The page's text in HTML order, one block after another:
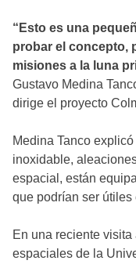
“Esto es una
probar el concepto,
misiones a la luna
Gustavo Medina
dirige el proyecto
Medina Tanco
inoxidable,
espacial, están
que podrían ser
En una reciente
espaciales de la